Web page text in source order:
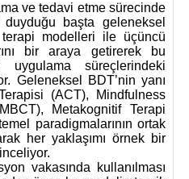
ve tedavi etme sürecinde
başta geleneksel
modelleri ile üçüncü
bir araya getirerek bu
uygulama süreçlerindeki
Geleneksel BDT’nin yanı
(ACT), Mindfulness
Metakognitif Terapi
paradigmalarının ortak
her yaklaşımı örnek bir
vakasında kullanılması